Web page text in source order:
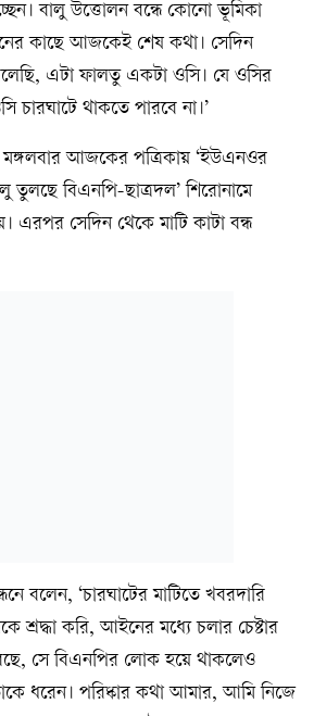
বালু উত্তোলন বন্ধে কোনো ভূমিকা
কাছে আজকেই শেষ কথা। সেদিন
এটা ফালতু একটা ওসি। যে ওসির
থাকতে পারবে না।’
আজকের পত্রিকায় ‘ইউএনওর
তুলছে বিএনপি-ছাত্রদল’ শিরোনামে
এরপর সেদিন থেকে মাটি কাটা বন্ধ
বলেন, ‘চারঘাটের মাটিতে খবরদারি
শ্রদ্ধা করি, আইনের মধ্যে চলার চেষ্টার
সে বিএনপির লোক হয়ে থাকলেও
ধরেন। পরিষ্কার কথা আমার, আমি নিজে